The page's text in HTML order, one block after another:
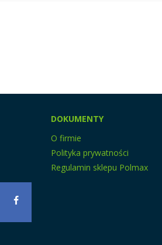
DOKUMENTY
O firmie
Polityka prywatności
Regulamin sklepu Polmax